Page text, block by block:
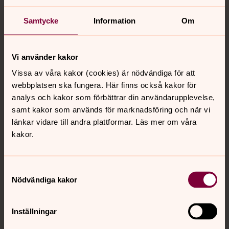
Samtycke Information Om
Vi använder kakor
Vissa av våra kakor (cookies) är nödvändiga för att
webbplatsen ska fungera. Här finns också kakor för
analys och kakor som förbättrar din användarupplevelse,
samt kakor som används för marknadsföring och när vi
länkar vidare till andra plattformar. Läs mer om våra
kakor.
Nödvändiga kakor
Inställningar
Stilla orgelmusik 13-14. Anette Hylander
Stilla orgelmusik kl 13-14.
Hudiksvall,Jakobs kyrka öppen 14-16.30
Stilla orgelmusik 15-16.Kristofer Sundman
Minnesgudstjänster
15 Rogsta kyrka, Tomas Jönsson, präst, Anette Hylander,
17 Jakobs kyrka, Olov Eiledrin. päst, Kristofer Sundman,
18 Hälsingtuna kyrka, Tomas Jönsson, Anette Hylander,